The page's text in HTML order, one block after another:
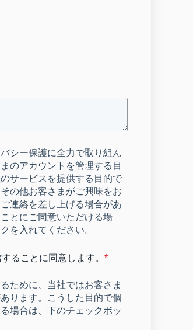
シー保護に全力で取り組ん
のアカウントを管理する目
サービスを提供する目的で
の他お客さまがご興味をお
連絡を差し上げる場合があ
とにご同意いただける場
を入れてください。
ることに同意します。*
ために、当社ではお客さま
ります。こうした目的で個
場合は、下のチェックボッ